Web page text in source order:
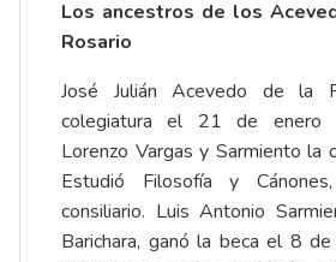
Los ancestros de los
Rosario
José Julián Acevedo de la
colegiatura el 21 de enero
Lorenzo Vargas y Sarmiento la
Estudió Filosofía y
consiliario. Luis Antonio
Barichara, ganó la beca el 8